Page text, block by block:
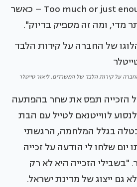
השנה הנושא היה Too much or just enough – כאשר
מדי, ומה זה מספיק בדיוק".
על קירות הלבד של המשרדים. ליאור טייטלר
הזכייה תפס את שחר בהפתעה
לווייטנאם לטייל עם הבת
בגלל המלחמה, הרגשתי
יום שלחו לי הודעה על זכייה
הזכייה היא לא רק
גם ייצוג של מדינת ישראל.